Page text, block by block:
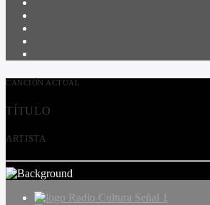
CANCIÓN ACTUAL
TÍTULO
ARTISTA
Radio Cultura Señal 1